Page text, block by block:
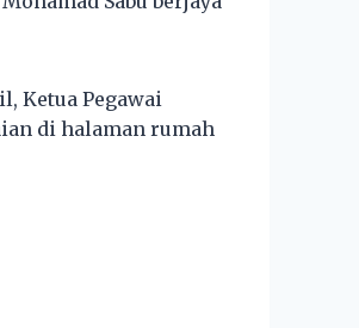
Ketua Pegawai
di halaman rumah